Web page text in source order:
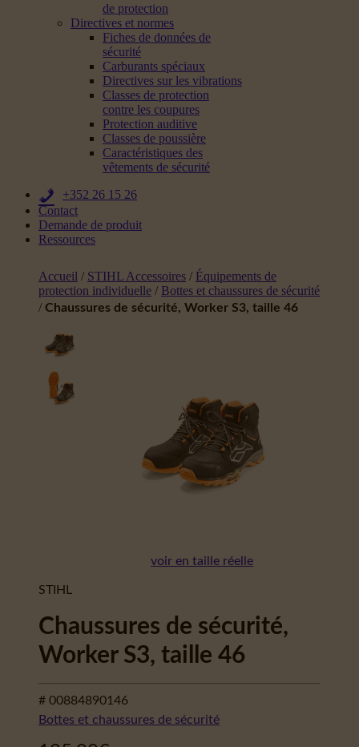
de protection
Directives et normes
Fiches de données de
sécurité
Carburants spéciaux
Directives sur les vibrations
Classes de protection
contre les coupures
Protection auditive
Classes de poussière
Caractéristiques des
vêtements de sécurité
+352 26 15 26
Contact
Demande de produit
Ressources
Accueil / STIHL Accessoires / Équipements de
protection individuelle / Bottes et chaussures de sécurité
/ Chaussures de sécurité, Worker S3, taille 46
voir en taille réelle
STIHL
Chaussures de sécurité,
Worker S3, taille 46
# 00884890146
Bottes et chaussures de sécurité